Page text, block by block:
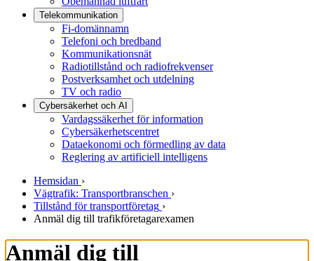
Telekommunikation
Fi-domännamn
Telefoni och bredband
Kommunikationsnät
Radiotillstånd och radiofrekvenser
Postverksamhet och utdelning
TV och radio
Cybersäkerhet och AI
Vardagssäkerhet för information
Cybersäkerhetscentret
Dataekonomi och förmedling av data
Reglering av artificiell intelligens
Hemsidan ›
Vägtrafik: Transportbranschen ›
Tillstånd för transportföretag ›
Anmäl dig till trafikföretagarexamen
Anmäl dig till